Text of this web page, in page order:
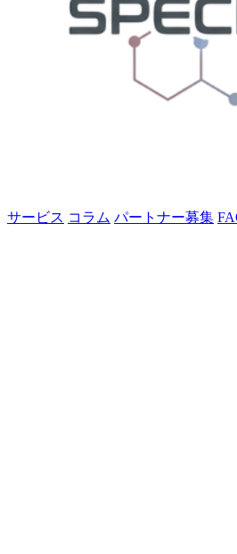
サービス コラム パートナー募集